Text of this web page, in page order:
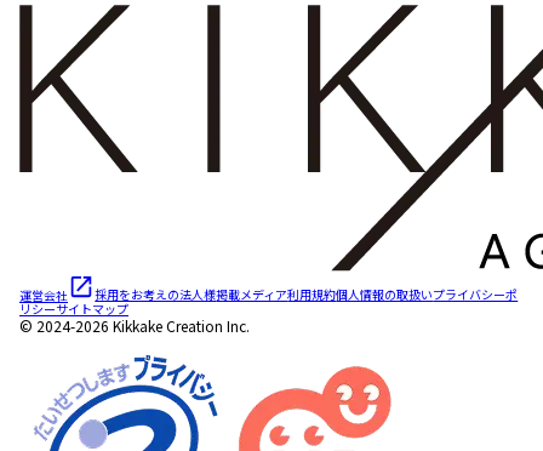
運営会社 採用をお考えの法人様掲載メディア利用規約個人情報の取扱いプライバシーポ
リシーサイトマップ
© 2024-2026 Kikkake Creation Inc.